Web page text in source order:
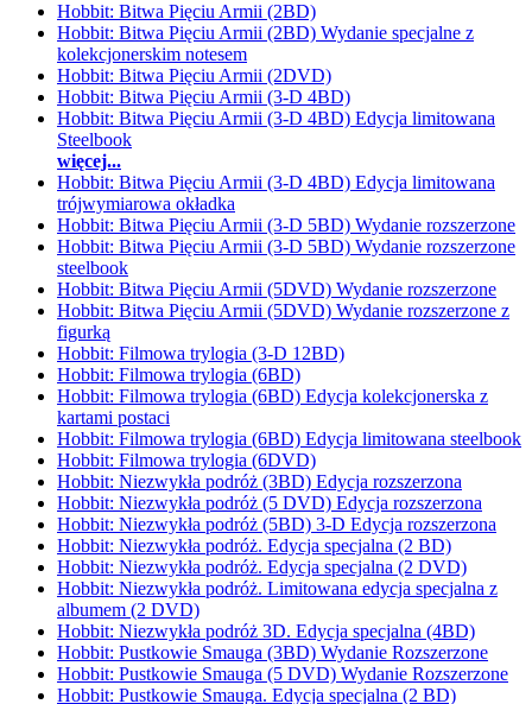
Hobbit: Bitwa Pięciu Armii (2BD)
Hobbit: Bitwa Pięciu Armii (2BD) Wydanie specjalne z
kolekcjonerskim notesem
Hobbit: Bitwa Pięciu Armii (2DVD)
Hobbit: Bitwa Pięciu Armii (3-D 4BD)
Hobbit: Bitwa Pięciu Armii (3-D 4BD) Edycja limitowana
Steelbook
więcej...
Hobbit: Bitwa Pięciu Armii (3-D 4BD) Edycja limitowana
trójwymiarowa okładka
Hobbit: Bitwa Pięciu Armii (3-D 5BD) Wydanie rozszerzone
Hobbit: Bitwa Pięciu Armii (3-D 5BD) Wydanie rozszerzone
steelbook
Hobbit: Bitwa Pięciu Armii (5DVD) Wydanie rozszerzone
Hobbit: Bitwa Pięciu Armii (5DVD) Wydanie rozszerzone z
figurką
Hobbit: Filmowa trylogia (3-D 12BD)
Hobbit: Filmowa trylogia (6BD)
Hobbit: Filmowa trylogia (6BD) Edycja kolekcjonerska z
kartami postaci
Hobbit: Filmowa trylogia (6BD) Edycja limitowana steelbook
Hobbit: Filmowa trylogia (6DVD)
Hobbit: Niezwykła podróż (3BD) Edycja rozszerzona
Hobbit: Niezwykła podróż (5 DVD) Edycja rozszerzona
Hobbit: Niezwykła podróż (5BD) 3-D Edycja rozszerzona
Hobbit: Niezwykła podróż. Edycja specjalna (2 BD)
Hobbit: Niezwykła podróż. Edycja specjalna (2 DVD)
Hobbit: Niezwykła podróż. Limitowana edycja specjalna z
albumem (2 DVD)
Hobbit: Niezwykła podróż 3D. Edycja specjalna (4BD)
Hobbit: Pustkowie Smauga (3BD) Wydanie Rozszerzone
Hobbit: Pustkowie Smauga (5 DVD) Wydanie Rozszerzone
Hobbit: Pustkowie Smauga. Edycja specjalna (2 BD)